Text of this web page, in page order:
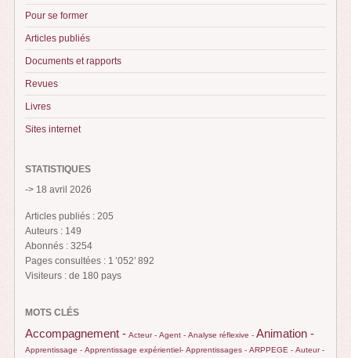
Pour se former
Articles publiés
Documents et rapports
Revues
Livres
Sites internet
STATISTIQUES
-> 18 avril 2026
Articles publiés : 205
Auteurs : 149
Abonnés : 3254
Pages consultées : 1 ’052’ 892
Visiteurs : de 180 pays
MOTS CLÉS
Accompagnement - Acteur - Agent - Analyse réflexive - Animation -
Apprentissage - Apprentissage expérientiel- Apprentissages - ARPPEGE - Auteur -